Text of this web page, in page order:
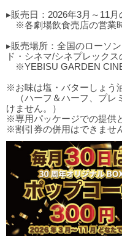
▸販売日：2026年3月～11月
※各劇場飲食売店の営業
▸販売場所：全国のローソ
ド・シネマ/シネプレック
※YEBISU GARDEN
※お味は塩・バターしょう
（ハーフ＆ハーフ、プレ
けません。）
※専用パッケージでの提供
※割引券の併用はできませ